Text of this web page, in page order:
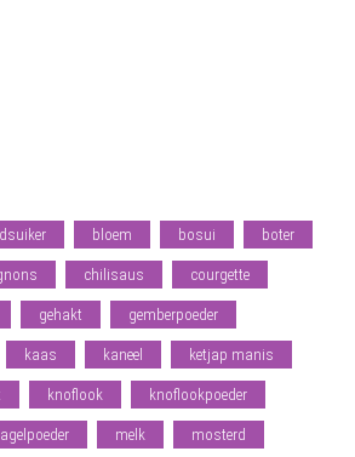
bloem bosui boter
chilisaus courgette
gehakt gemberpoeder
kaas kaneel ketjap manis
knoflook knoflookpoeder
melk mosterd